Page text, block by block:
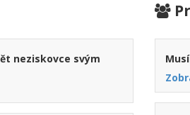
neziskovce svým